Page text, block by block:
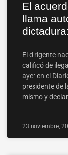
El
llama
El dirigente
calificó de
ayer en el
presidente de
mismo y
23 noviembre,